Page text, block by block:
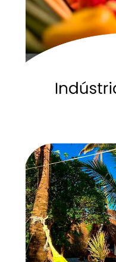
Encontre o que precisa